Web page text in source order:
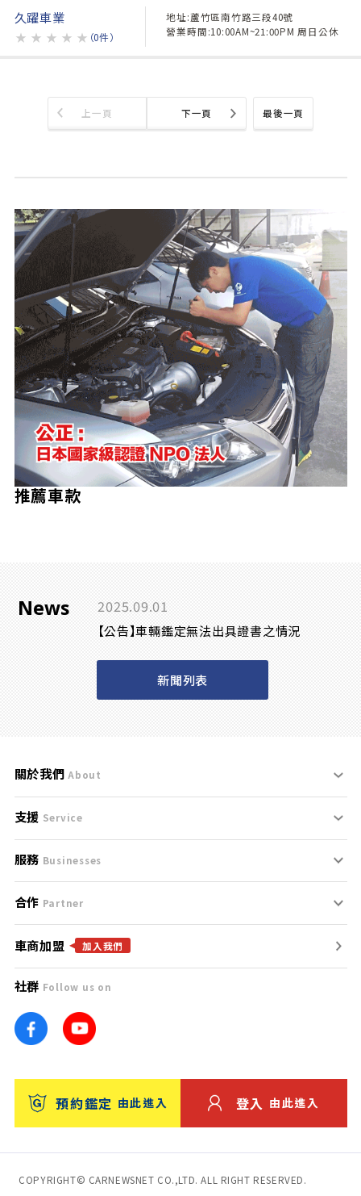
久躍車業
★ ★ ★ ★ ★ （0件）
地址:蘆竹區南竹路三段40號
營業時間:10:00AM~21:00PM 周日公休
最後一頁
上一頁 下一頁
推薦車款
News 2025.09.01
【公告】車輛鑑定無法出具證書之情況
新聞列表
關於我們 About
刊登規範
服務條款
免責聲明
隱私權政策
團隊
車訊網
台灣優良中古車商大獎
支援 Service
支援中心
聯絡我們
服務 Businesses
什麼是Goo鑑定？
找好車
找好店
找海外車
消費者評價
保固
合作 Partner
合作夥伴
廣告合作
車商加盟 加入我們
社群 Follow us on
預約鑑定 由此進入 登入 由此進入
COPYRIGHT© CARNEWSNET CO.,LTD. ALL RIGHT RESERVED.